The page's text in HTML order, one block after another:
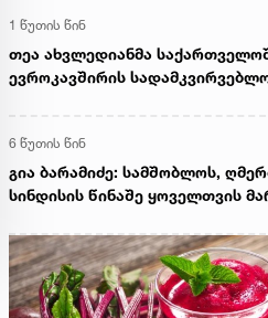
1 წუთის წინ
თეა ახვლედიანმა
ევროკავშირის
6 წუთის წინ
გია ბარამიძე: სამშობლოს,
სინდისის წინაშე ყოველთვის